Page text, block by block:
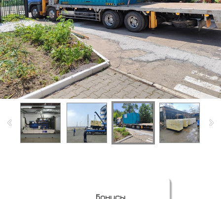
Бонусы